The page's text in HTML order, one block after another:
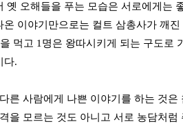
오해들을 푸는 모습은 서로에게는
이야기만으로는 컬트 삼총사가 깨
먹고 1명은 왕따시키게 되는 구도로
다.
사람에게 나쁜 이야기를 하는 것은
을 모르는 것도 아니고 서로 농담처럼